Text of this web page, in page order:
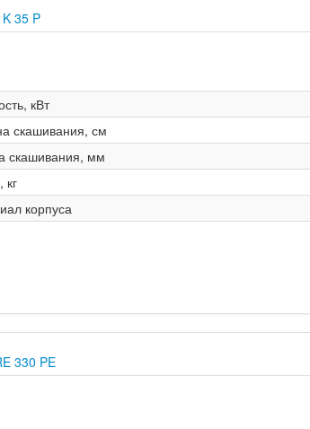
K 35 P
кВт
скашивания, см
скашивания, мм
кг
корпуса
330 PE